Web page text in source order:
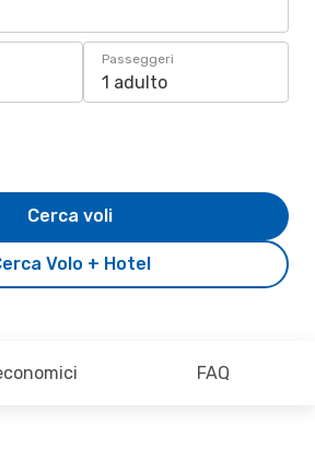
Passeggeri
1 adulto
Volo + Hotel
Cerca voli
FAQ